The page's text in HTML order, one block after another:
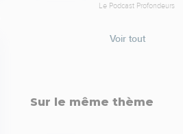
Le Podcast Profondeurs
Voir tout
Sur le même thème